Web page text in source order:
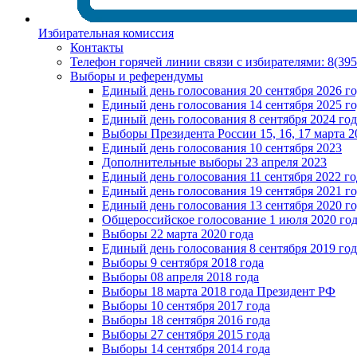
Избирательная комиссия
Контакты
Телефон горячей линии связи с избирателями:
Выборы и референдумы
Единый день голосования 20 сентября 2026
Единый день голосования 14 сентября 2025
Единый день голосования 8 сентября 2024
Выборы Президента России 15, 16, 17 марта
Единый день голосования 10 сентября 2023
Дополнительные выборы 23 апреля 2023
Единый день голосования 11 сентября 2022
Единый день голосования 19 сентября 2021
Единый день голосования 13 сентября 2020
Общероссийское голосование 1 июля 2020
Выборы 22 марта 2020 года
Единый день голосования 8 сентября 2019
Выборы 9 сентября 2018 года
Выборы 08 апреля 2018 года
Выборы 18 марта 2018 года Президент РФ
Выборы 10 сентября 2017 года
Выборы 18 сентября 2016 года
Выборы 27 сентября 2015 года
Выборы 14 сентября 2014 года